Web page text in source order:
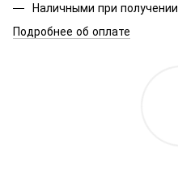
Наличными при получении
Подробнее об оплате